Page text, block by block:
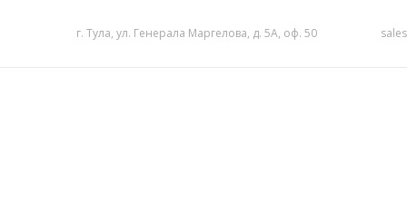
г. Тула, ул. Генерала Маргелова, д. 5А, оф. 50